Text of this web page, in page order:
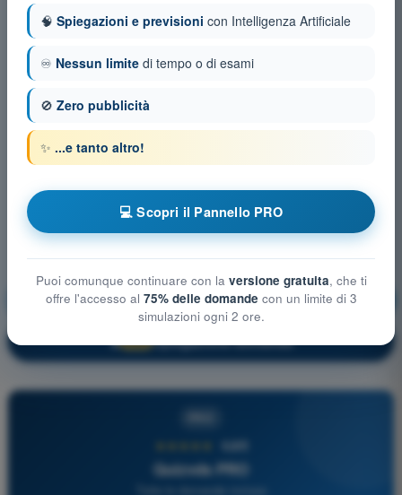
Regolamentazione Aeronautica Allenamento!
🔒 Spiegazione domanda
4,6/5
Quizvds PRO
🧠 Spiegazioni e previsioni con Intelligenza Artificiale
♾️ Nessun limite di tempo o di esami
🚫 Zero pubblicità
✨ ...e tanto altro!
💻 Scopri il Pannello PRO
Puoi comunque continuare con la versione gratuita, che ti
offre l'accesso al 75% delle domande con un limite di 3
simulazioni ogni 2 ore.